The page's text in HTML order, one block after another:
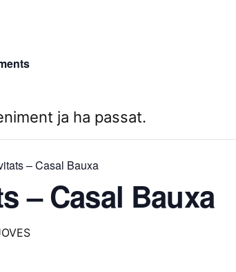
ja ha passat.
– Casal Bauxa
– Casal Bauxa